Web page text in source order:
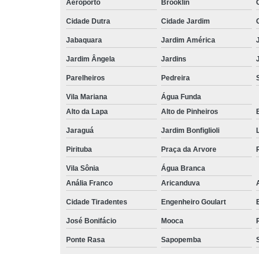
Aeroporto
Brooklin
Cidade Dutra Cidade Jardim
Jabaquara Jardim América
Jardim Ângela Jardins
Parelheiros Pedreira
Vila Mariana
Água Funda
Alto da Lapa
Alto de Pinheiros
Jaraguá Jardim Bonfiglioli
Pirituba Praça da Arvore
Vila Sônia
Água Branca
Anália Franco
Aricanduva
Cidade Tiradentes Engenheiro Goulart
José Bonifácio Mooca
Ponte Rasa Sapopemba